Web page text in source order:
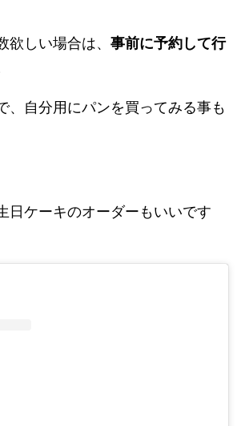
欲しい場合は、 事前に予約して行
、自分用にパンを買ってみる事も
日ケーキのオーダーもいいです